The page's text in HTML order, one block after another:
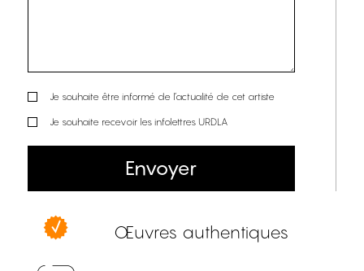
Je souhaite être informé de l’actualité de cet artiste
Je souhaite recevoir les infolettres URDLA
Envoyer
Œuvres authentiques